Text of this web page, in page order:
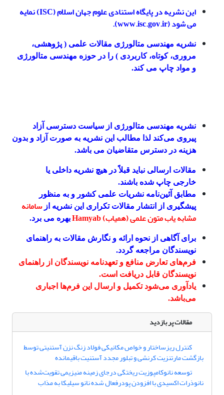
این نشریه در پایگاه استنادی علوم جهان اسلام (ISC) نمایه
می شود (www.isc.gov.ir).
نشریه مهندسی متالورژی مقالات علمی ( پژوهشی،
مروری، کوتاه، کاربردی ) را در حوزه مهندسی متالورژی
و مواد چاپ می کند.
نشریه مهندسی متالورژی از سیاست دسترسی آزاد
پیروی می‌کند لذا مطالب این نشریه به صورت آزاد و بدون
هزینه در دسترس متقاضیان می باشد.
مقالات ارسالی نباید قبلاً در هیچ نشریه داخلی یا
خارجی چاپ شده باشند.
مطابق آئین‌نامه نشریات علمی کشور و به منظور
پیشگیری از انتشار مقالات تکراری این نشریه ازسامانه
مشابه یاب متون علمی (همیاب)Hamyabبهره می برد.
برای آگاهی از نحوه ارائه و نگارش مقالات به راهنمای
نویسندگان مراجعه گردد.
فرم‌های تعارض منافع و تعهدنامه نویسندگان از راهنمای
نویسندگان قابل دریافت است.
یادآوری می‌شود تکمیل و ارسال این فرم‌ها اجباری
می‌باشد.
مقالات پر بازدید
کنترل ریزساختار و خواص مکانیکی فولاد زنگ نزن آستنیتی توسط
بازگشت مارتنزیت کرنشی و تبلور مجدد آستنیت باقیمانده
توسعه نانوکامپوزیت ریختگی درجای زمینه منیزیمی تقویت‌شده با
نانوذرات اکسیدی با افزودن پودرفعال شده نانو سیلیکا به مذاب